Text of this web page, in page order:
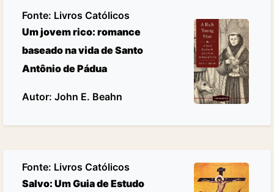
Fonte: Livros Católicos
Um jovem rico: romance
baseado na vida de Santo
Antônio de Pádua
Autor: John E. Beahn
Fonte: Livros Católicos
Salvo: Um Guia de Estudo